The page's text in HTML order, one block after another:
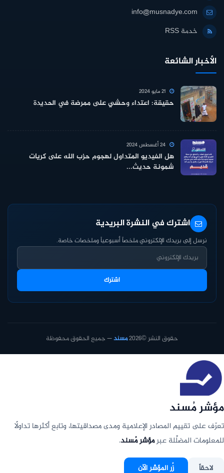
info@musnadye.com
خدمة RSS
الأخبار الشائعة
حقيقة: اعتداء وحشي على ممرضة في الحديدة
هل الفيديو المتداول لهجوم حزب الله على كريات
شمونة حديث...
اشترك في النشرة البريدية
نرسل إلى بريدك الإلكتروني ملخصاً أسبوعياً وملخصات خاصة.
اشترك
حقوق النشر ©2026 مسند— جميع الحقوق محفوظة
مؤشر مُسند
تعرّف على تقييم المصادر الإعلامية ومدى مصداقيتها، وتابع أكثرها تداولًا
للمعلومات المضلِّلة عبرمؤشر مُسند.
لاحقاً زُر المؤشر الآن